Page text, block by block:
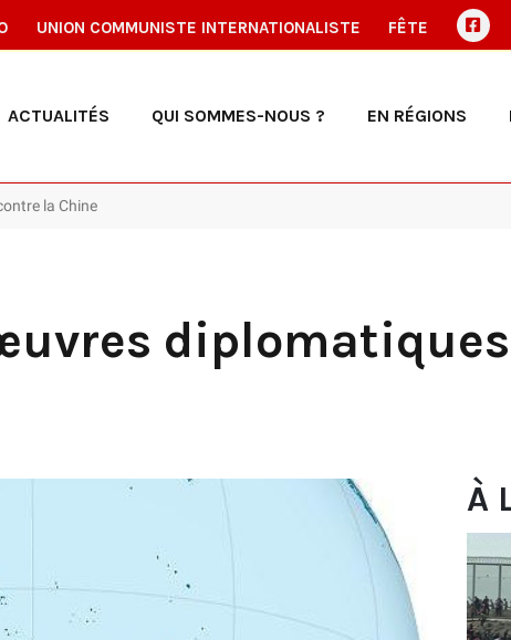
UNION COMMUNISTE INTERNATIONALISTE FÊTE
ACTUALITÉS QUI SOMMES-NOUS ? EN RÉGIONS
la Chine
À